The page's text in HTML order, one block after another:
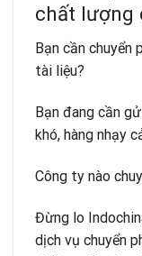
chất lượng
Bạn cần chuyển
tài liệu?
Bạn đang cần
khó, hàng nhạy
Công ty nào
Đừng lo
dịch vụ chuyển